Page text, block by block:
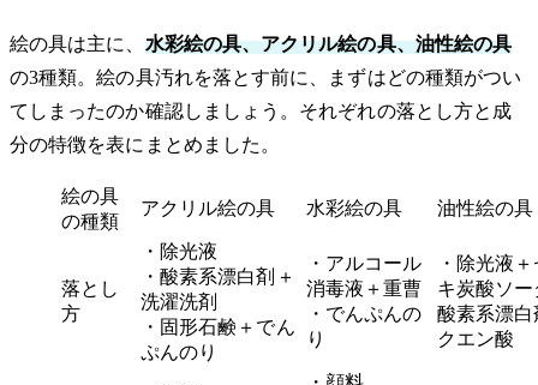
絵の具は主に、 水彩絵の具、アクリル絵の具、油性絵の具
の3種類。絵の具汚れを落とす前に、まずはどの種類がつい
てしまったのか確認しましょう。それぞれの落とし方と成
分の特徴を表にまとめました。
絵の具
の種類
アクリル絵の具 水彩絵の具 油性絵の具
落とし
方
・除光液
・酸素系漂白剤＋
洗濯洗剤
・固形石鹸＋でん
ぷんのり
・アルコール
消毒液＋重曹
・でんぷんの
り
・除光液
キ炭酸ソー
酸素系漂白
クエン酸